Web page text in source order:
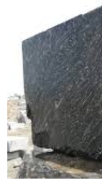
veiligheid en
Extractie
om
te creëren.
Verwerkte
Inzicht in
om de